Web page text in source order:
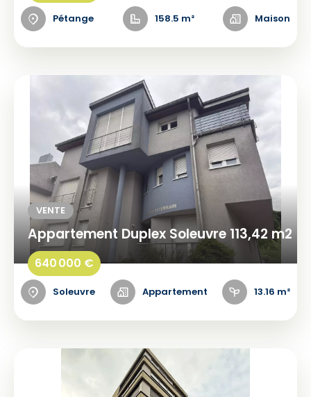
Pétange 158.5 m² Maison
VENTE
Appartement Duplex Soleuvre 113,42 m2
640 000 €
Soleuvre Appartement 13.16 m²